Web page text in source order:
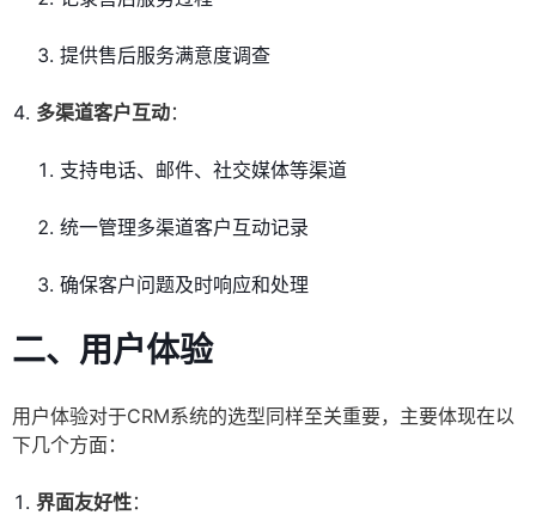
提供售后服务满意度调查
多渠道客户互动：
支持电话、邮件、社交媒体等渠道
统一管理多渠道客户互动记录
确保客户问题及时响应和处理
二、 用户体验
用户体验对于CRM系统的选型同样至关重要，主要体现在以
下几个方面：
界面友好性：